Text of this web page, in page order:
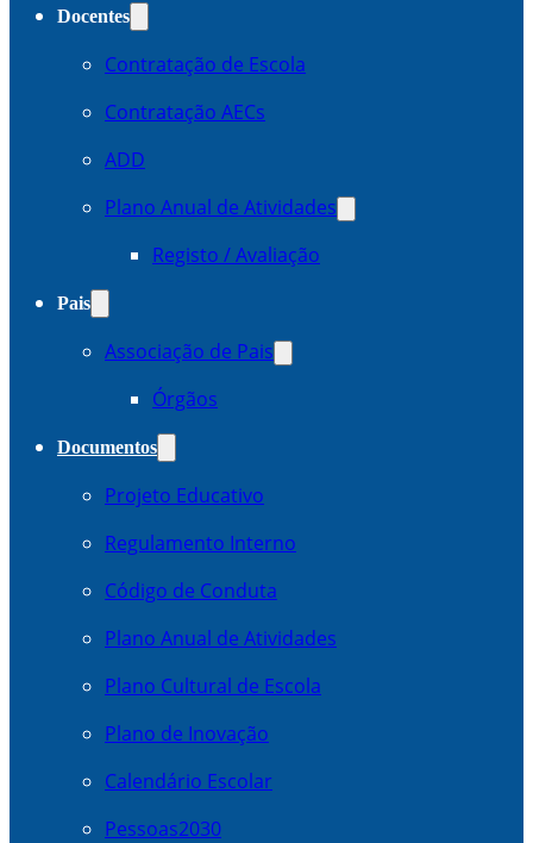
Docentes
Contratação de Escola
Contratação AECs
ADD
Plano Anual de Atividades
Registo / Avaliação
Pais
Associação de Pais
Órgãos
Documentos
Projeto Educativo
Regulamento Interno
Código de Conduta
Plano Anual de Atividades
Plano Cultural de Escola
Plano de Inovação
Calendário Escolar
Pessoas2030